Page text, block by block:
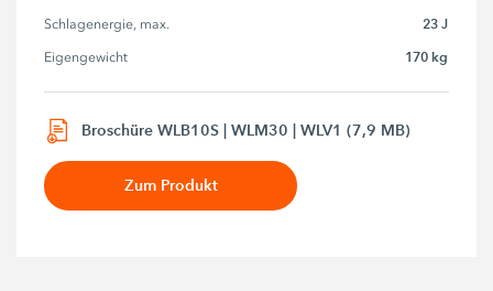
Schlagenergie, max. 23 J
Eigengewicht 170 kg
Broschüre WLB10S | WLM30 | WLV1 (7,9 MB)
Zum Produkt